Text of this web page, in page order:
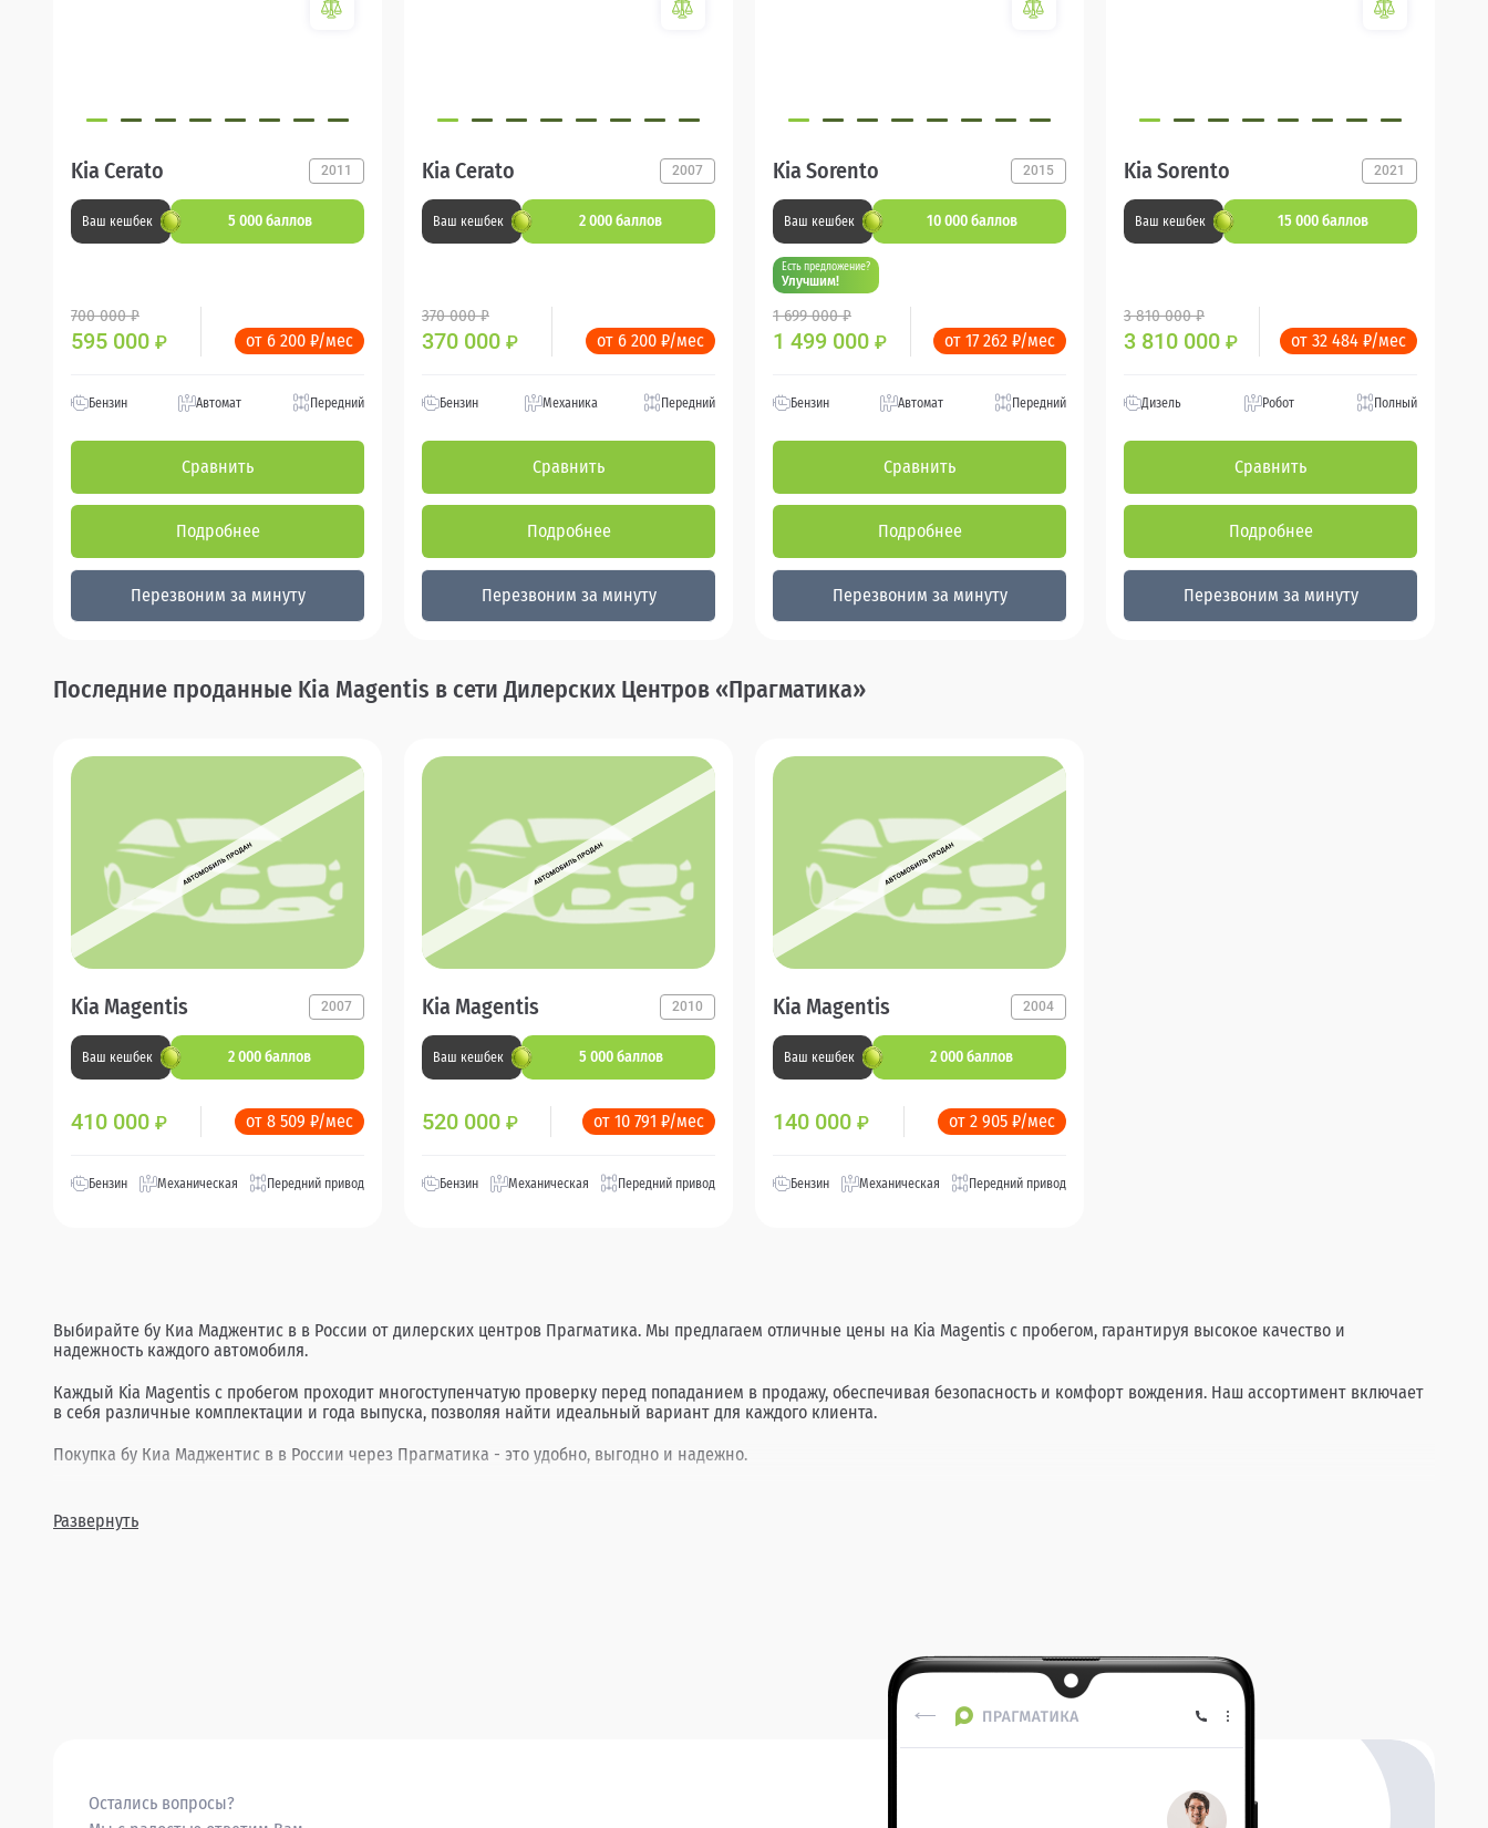
Kia Cerato 2011
Ваш кешбек 5 000 баллов
700 000 ₽
595 000 ₽ от 6 200 ₽/мес
Бензин Автомат Передний
Сравнить
Подробнее
Перезвоним за минуту
Kia Cerato 2007
Ваш кешбек 2 000 баллов
370 000 ₽
370 000 ₽ от 6 200 ₽/мес
Бензин Механика Передний
Сравнить
Подробнее
Перезвоним за минуту
Kia Sorento 2015
Ваш кешбек 10 000 баллов
Есть предложение?
Улучшим!
1 699 000 ₽
1 499 000 ₽ от 17 262 ₽/мес
Бензин Автомат Передний
Сравнить
Подробнее
Перезвоним за минуту
Kia Sorento 2021
Ваш кешбек 15 000 баллов
3 810 000 ₽
3 810 000 ₽ от 32 484 ₽/мес
Дизель Робот Полный
Сравнить
Подробнее
Перезвоним за минуту
Последние проданные Kia Magentis в сети Дилерских Центров «Прагматика»
Kia Magentis 2007
Ваш кешбек 2 000 баллов
410 000 ₽ от 8 509 ₽/мес
Бензин Механическая Передний привод
Kia Magentis 2010
Ваш кешбек 5 000 баллов
520 000 ₽ от 10 791 ₽/мес
Бензин Механическая Передний привод
Kia Magentis 2004
Ваш кешбек 2 000 баллов
140 000 ₽ от 2 905 ₽/мес
Бензин Механическая Передний привод
Выбирайте бу Киа Маджентис в в России от дилерских центров Прагматика. Мы предлагаем отличные цены на Kia Magentis с пробегом, гарантируя высокое качество и
надежность каждого автомобиля.
Каждый Kia Magentis с пробегом проходит многоступенчатую проверку перед попаданием в продажу, обеспечивая безопасность и комфорт вождения. Наш ассортимент включает
в себя различные комплектации и года выпуска, позволяя найти идеальный вариант для каждого клиента.
Покупка бу Киа Маджентис в в России через Прагматика - это удобно, выгодно и надежно.
Развернуть
Остались вопросы?